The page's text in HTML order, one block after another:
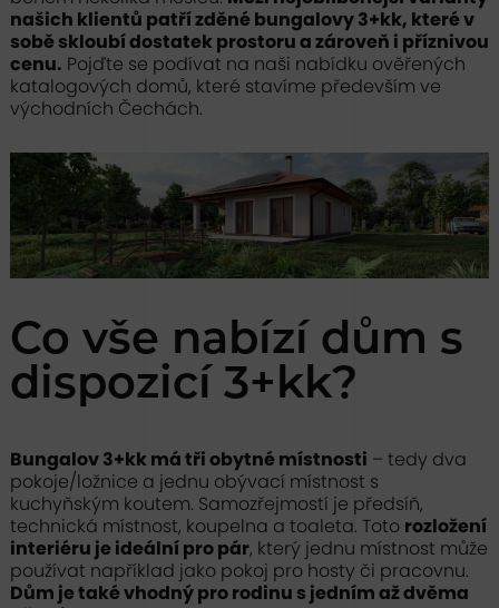
našich klientů patří zděné bungalovy 3+kk, které v
sobě skloubí dostatek prostoru a zároveň i příznivou
cenu. Pojďte se podívat na naši nabídku ověřených
katalogových domů, které stavíme především ve
východních Čechách.
Co vše nabízí dům s
dispozicí 3+kk?
Bungalov 3+kk má tři obytné místnosti – tedy dva
pokoje/ložnice a jednu obývací místnost s
kuchyňským koutem. Samozřejmostí je předsíň,
technická místnost, koupelna a toaleta. Toto rozložení
interiéru je ideální pro pár, který jednu místnost může
používat například jako pokoj pro hosty či pracovnu.
Dům je také vhodný pro rodinu s jedním až dvěma